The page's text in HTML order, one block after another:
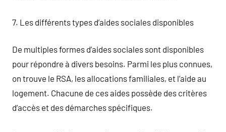
7. Les différents types d’aides sociales disponibles
De multiples formes d’aides sociales sont disponibles
pour répondre à divers besoins. Parmi les plus connues,
on trouve le RSA, les allocations familiales, et l’aide au
logement. Chacune de ces aides possède des critères
d’accès et des démarches spécifiques.